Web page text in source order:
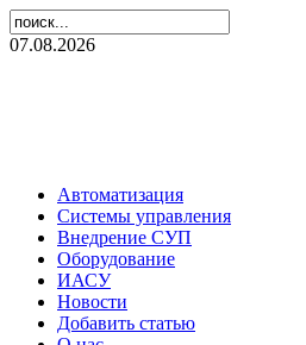
07.08.2026
Автоматизация
Системы управления
Внедрение СУП
Оборудование
ИАСУ
Новости
Добавить статью